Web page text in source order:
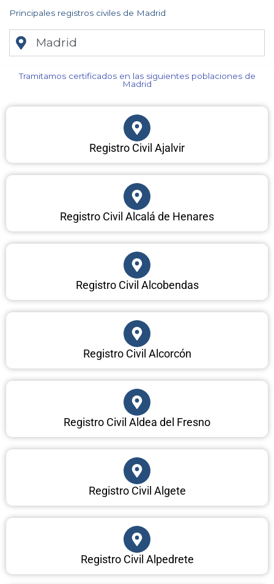
Principales registros civiles de Madrid
Madrid
Tramitamos certificados en las siguientes poblaciones de
Madrid​
Registro Civil Ajalvir
Registro Civil Alcalá de Henares
Registro Civil Alcobendas
Registro Civil Alcorcón
Registro Civil Aldea del Fresno
Registro Civil Algete
Registro Civil Alpedrete